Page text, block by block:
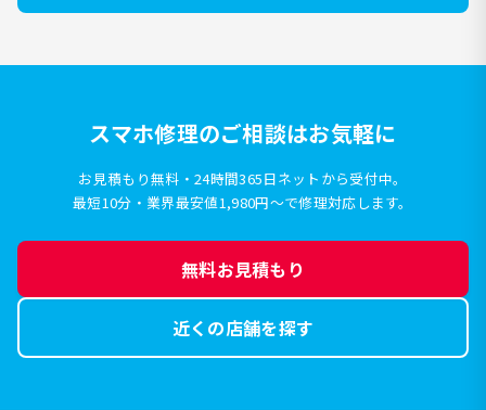
スマホ修理のご相談はお気軽に
お見積もり無料・24時間365日ネットから受付中。
最短10分・業界最安値1,980円〜で修理対応します。
無料お見積もり
近くの店舗を探す